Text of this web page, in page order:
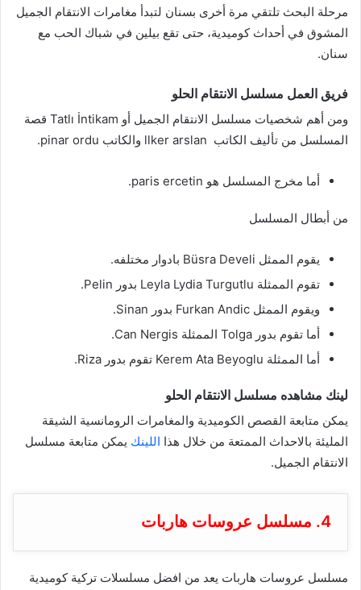
مرحلة البحث تلتقي مرة أخرى بسنان لتبدأ مغامرات الانتقام الجميل
المشوق في أحداث كوميدية، حتى تقع بيلين في شباك الحب مع
سنان.
فريق العمل مسلسل الانتقام الحلو
ومن أهم شخصيات مسلسل الانتقام الجميل أو Tatlı İntikam
قصة
المسلسل من تأليف الكاتب llker arslan والكاتب pinar ordu.
أما مخرج المسلسل هو paris ercetin.
من أبطال المسلسل
يقوم الممثل Büsra Develi بادوار مختلفه.
تقوم الممثلة Leyla Lydia Turgutlu بدور Pelin.
ويقوم الممثل Furkan Andic بدور Sinan.
أما تقوم بدور Tolga الممثلة Can Nergis.
أما الممثلة Kerem Ata Beyoglu تقوم بدور Riza.
لينك مشاهده مسلسل الانتقام الحلو
يمكن متابعة القصص الكوميدية والمغامرات الرومانسية الشيقة
المليئة بالاحداث الممتعة من خلال هذا اللينك يمكن متابعة مسلسل
الانتقام الجميل.
4. مسلسل عروسات هاربات
مسلسل عروسات هاربات يعد من افضل مسلسلات تركية كوميدية